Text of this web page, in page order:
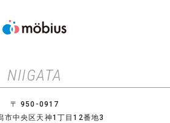
NIIGATA
〒 950-0917
市中央区天神1丁目12番地3